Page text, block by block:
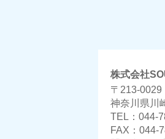
株式会社
〒213-0029
神奈川県川
TEL：044-
FAX：044-